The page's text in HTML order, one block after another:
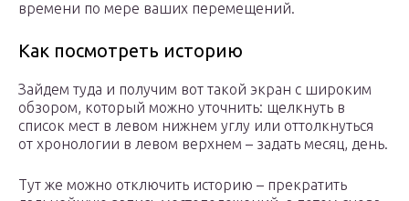
времени по мере ваших перемещений.
Как посмотреть историю
Зайдем туда и получим вот такой экран с широким
обзором, который можно уточнить: щелкнуть в
список мест в левом нижнем углу или оттолкнуться
от хронологии в левом верхнем – задать месяц, день.
Тут же можно отключить историю – прекратить